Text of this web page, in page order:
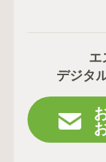
エ
デジタ